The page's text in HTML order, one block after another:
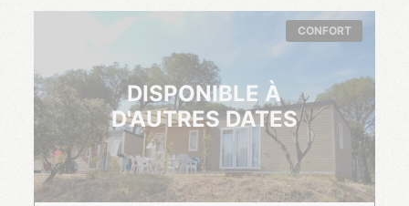
CONFORT
DISPONIBLE À
D'AUTRES DATES